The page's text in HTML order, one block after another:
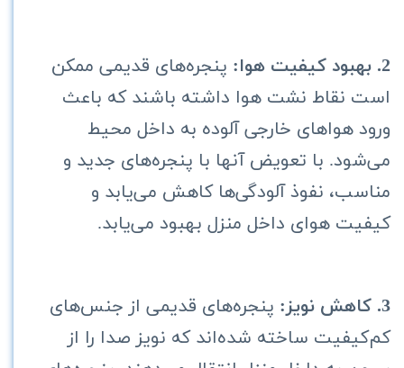
2. بهبود کیفیت هوا:
پنجره‌های قدیمی ممکن
است نقاط نشت هوا داشته باشند که باعث
ورود هواهای خارجی آلوده به داخل محیط
می‌شود. با تعویض آنها با پنجره‌های جدید و
مناسب، نفوذ آلودگی‌ها کاهش می‌یابد و
کیفیت هوای داخل منزل بهبود می‌یابد.
3. کاهش نویز:
پنجره‌های قدیمی از جنس‌های
کم‌کیفیت ساخته شده‌اند که نویز صدا را از